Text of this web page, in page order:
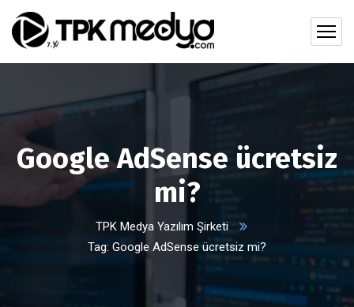
Google AdSense ücretsiz
mi?
TPK Medya Yazılım Şirketi
Tag: Google AdSense ücretsiz mi?